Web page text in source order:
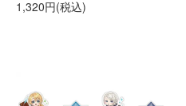
1,320円(税込)